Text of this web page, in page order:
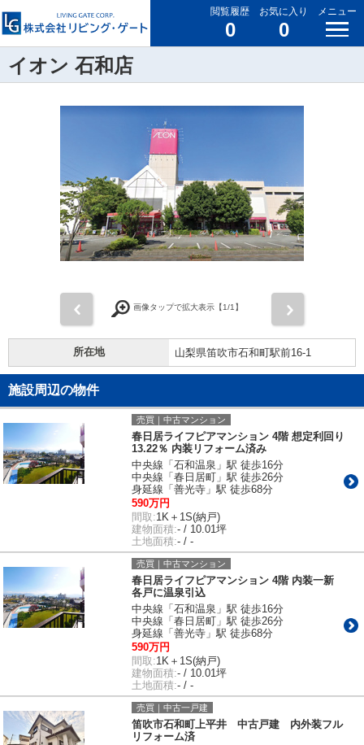
閲覧履歴
0
お気に入り
0
メニュー
イオン 石和店
画像タップで拡大表示【1/1】
所在地 山梨県笛吹市石和町駅前16-1
施設周辺の物件
売買｜中古マンション
春日居ライフピアマンション 4階 想定利回り
13.22％ 内装リフォーム済み
中央線「石和温泉」駅 徒歩16分
中央線「春日居町」駅 徒歩26分
身延線「善光寺」駅 徒歩68分
590万円
間取:1K＋1S(納戸)
建物面積:- / 10.01坪
土地面積:- / -
売買｜中古マンション
春日居ライフピアマンション 4階 内装一新
各戸に温泉引込
中央線「石和温泉」駅 徒歩16分
中央線「春日居町」駅 徒歩26分
身延線「善光寺」駅 徒歩68分
590万円
間取:1K＋1S(納戸)
建物面積:- / 10.01坪
土地面積:- / -
売買｜中古一戸建
笛吹市石和町上平井 中古戸建 内外装フル
リフォーム済